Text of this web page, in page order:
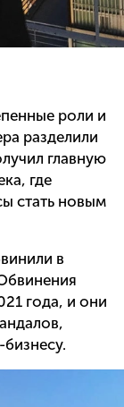
роли и
разделили
главную
где
стать новым
в
года, и они